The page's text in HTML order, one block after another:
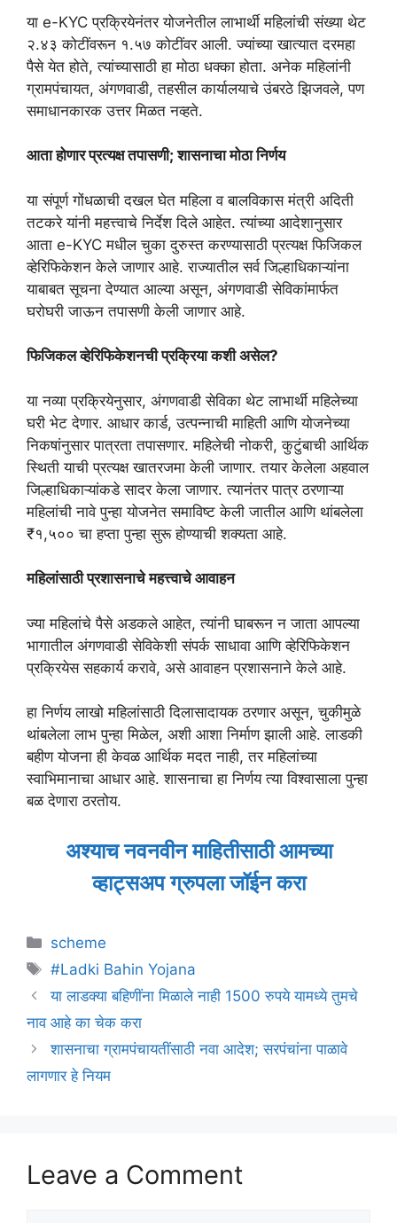
या e-KYC प्रक्रियेनंतर योजनेतील लाभार्थी महिलांची संख्या थेट
२.४३ कोटींवरून १.५७ कोटींवर आली. ज्यांच्या खात्यात दरमहा
पैसे येत होते, त्यांच्यासाठी हा मोठा धक्का होता. अनेक महिलांनी
ग्रामपंचायत, अंगणवाडी, तहसील कार्यालयाचे उंबरठे झिजवले, पण
समाधानकारक उत्तर मिळत नव्हते.
आता होणार प्रत्यक्ष तपासणी; शासनाचा मोठा निर्णय
या संपूर्ण गोंधळाची दखल घेत महिला व बालविकास मंत्री अदिती
तटकरे यांनी महत्त्वाचे निर्देश दिले आहेत. त्यांच्या आदेशानुसार
आता e-KYC मधील चुका दुरुस्त करण्यासाठी प्रत्यक्ष फिजिकल
व्हेरिफिकेशन केले जाणार आहे. राज्यातील सर्व जिल्हाधिकाऱ्यांना
याबाबत सूचना देण्यात आल्या असून, अंगणवाडी सेविकांमार्फत
घरोघरी जाऊन तपासणी केली जाणार आहे.
फिजिकल व्हेरिफिकेशनची प्रक्रिया कशी असेल?
या नव्या प्रक्रियेनुसार, अंगणवाडी सेविका थेट लाभार्थी महिलेच्या
घरी भेट देणार. आधार कार्ड, उत्पन्नाची माहिती आणि योजनेच्या
निकषांनुसार पात्रता तपासणार. महिलेची नोकरी, कुटुंबाची आर्थिक
स्थिती याची प्रत्यक्ष खातरजमा केली जाणार. तयार केलेला अहवाल
जिल्हाधिकाऱ्यांकडे सादर केला जाणार. त्यानंतर पात्र ठरणाऱ्या
महिलांची नावे पुन्हा योजनेत समाविष्ट केली जातील आणि थांबलेला
₹१,५०० चा हप्ता पुन्हा सुरू होण्याची शक्यता आहे.
महिलांसाठी प्रशासनाचे महत्त्वाचे आवाहन
ज्या महिलांचे पैसे अडकले आहेत, त्यांनी घाबरून न जाता आपल्या
भागातील अंगणवाडी सेविकेशी संपर्क साधावा आणि व्हेरिफिकेशन
प्रक्रियेस सहकार्य करावे, असे आवाहन प्रशासनाने केले आहे.
हा निर्णय लाखो महिलांसाठी दिलासादायक ठरणार असून, चुकीमुळे
थांबलेला लाभ पुन्हा मिळेल, अशी आशा निर्माण झाली आहे. लाडकी
बहीण योजना ही केवळ आर्थिक मदत नाही, तर महिलांच्या
स्वाभिमानाचा आधार आहे. शासनाचा हा निर्णय त्या विश्वासाला पुन्हा
बळ देणारा ठरतोय.
अश्याच नवनवीन माहितीसाठी आमच्या
व्हाट्सअप ग्रुपला जॉईन करा
Categories
scheme
Tags
#Ladki Bahin Yojana
या लाडक्या बहिणींना मिळाले नाही 1500 रुपये यामध्ये तुमचे
नाव आहे का चेक करा
शासनाचा ग्रामपंचायतींसाठी नवा आदेश; सरपंचांना पाळावे
लागणार हे नियम
Leave a Comment